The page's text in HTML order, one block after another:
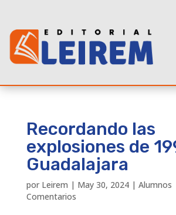
Recordando las
explosiones de
Guadalajara
por Leirem | May 30, 2024| Alumnos
Comentarios